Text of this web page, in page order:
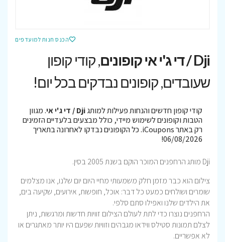
הכנס חנות למועדפים
Dji / די ג'י אי קופונים
, קודי קופון
שעובדים, קופונים נבדקים בכל יום!
קודי קופון חדשים והנחות פעילות למותגDji / די ג'י אי
. מגוון
הטבות וקופונים לשימוש מיידי, כולל מבצעים בלעדיים הזמינים
רק באתר iCoupons. כל הקופונים נבדקו לאחרונה בתאריך
06/08/2026!
Dji מותג הרחפנים המוכר הוקם בשנת 2005 בסין.
צילום הוא כבר מזמן חלק משמעותי מחיי היום יום שלנו, אנו מצלמים
שומרים ושולחים כמעט כל דבר: אוכל, חופשות, אירועים, שקיעה בים,
את הילדים שלנו ואפילו סתם סלפי.
הרחפנים נוצרו כדי לתת לעולם הצילום זוויות חדשות ומרגשות, ניתן
לצלם תמונות סטילס ווידאו מגבהים וזוויות שפעם היו יותר מאתגרים או
לא אפשריים.